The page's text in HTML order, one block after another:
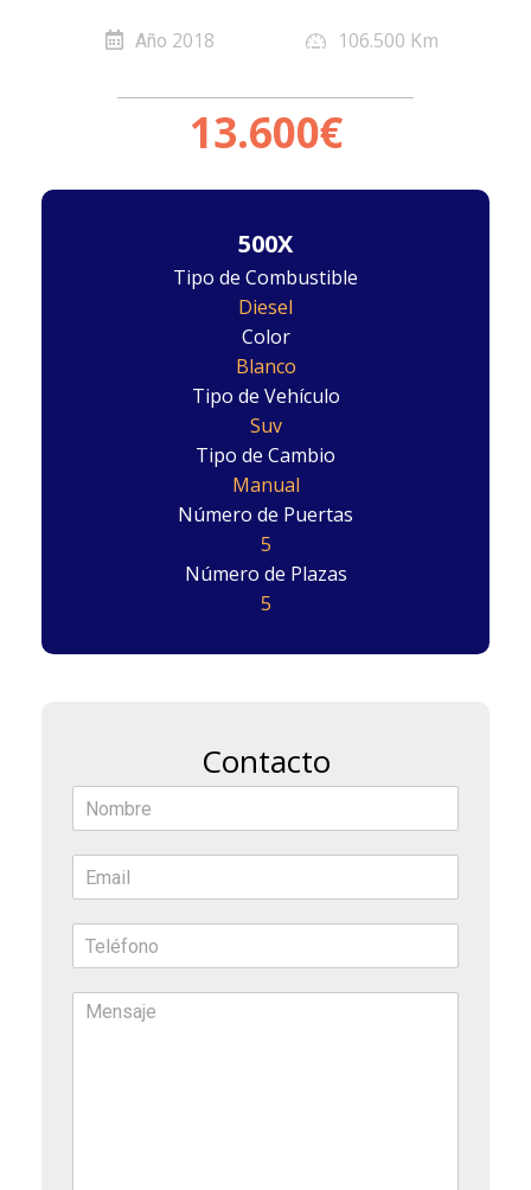
Año 2018 106.500 Km
13.600€
500X
Tipo de Combustible
Diesel
Color
Blanco
Tipo de Vehículo
Suv
Tipo de Cambio
Manual
Número de Puertas
5
Número de Plazas
5
Contacto